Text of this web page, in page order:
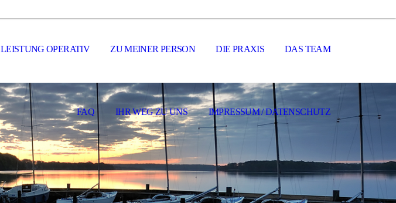
LEISTUNG OPERATIV ZU MEINER PERSON DIE PRAXIS DAS TEAM
FAQ IHR WEG ZU UNS IMPRESSUM / DATENSCHUTZ